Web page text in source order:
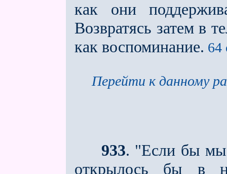
как они
Возвратясь затем в
как воспоминание. 64
Перейти к данному
933. "Если бы
открылось бы в